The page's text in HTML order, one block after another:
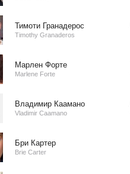
Тимоти Гранадерос
Timothy Granaderos
Марлен Форте
Marlene Forte
Владимир Каамано
Vladimir Caamano
Бри Картер
Brie Carter